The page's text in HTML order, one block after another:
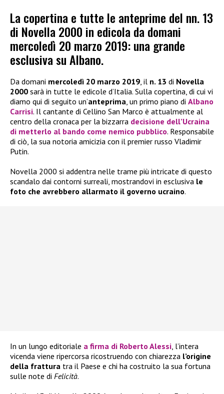
La copertina e tutte le anteprime del nn. 13
di Novella 2000 in edicola da domani
mercoledì 20 marzo 2019: una grande
esclusiva su Albano.
Da domani mercoledì 20 marzo 2019, il n. 13 di Novella
2000 sarà in tutte le edicole d’Italia. Sulla copertina, di cui vi
diamo qui di seguito un’anteprima, un primo piano di Albano
Carrisi. Il cantante di Cellino San Marco è attualmente al
centro della cronaca per la bizzarra decisione dell’Ucraina
di metterlo al bando come nemico pubblico. Responsabile
di ciò, la sua notoria amicizia con il premier russo Vladimir
Putin.
Novella 2000 si addentra nelle trame più intricate di questo
scandalo dai contorni surreali, mostrandovi in esclusiva le
foto che avrebbero allarmato il governo ucraino.
In un lungo editoriale a firma di Roberto Alessi, l’intera
vicenda viene ripercorsa ricostruendo con chiarezza l’origine
della frattura tra il Paese e chi ha costruito la sua fortuna
sulle note di Felicità.